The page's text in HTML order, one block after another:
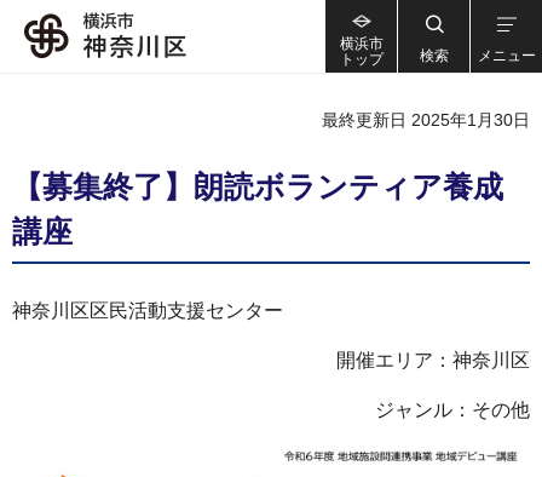
横浜市
トップ
検索 メニュー
最終更新日 2025年1月30日
【募集終了】朗読ボランティア養成
講座
神奈川区区民活動支援センター
開催エリア：神奈川区
ジャンル：その他